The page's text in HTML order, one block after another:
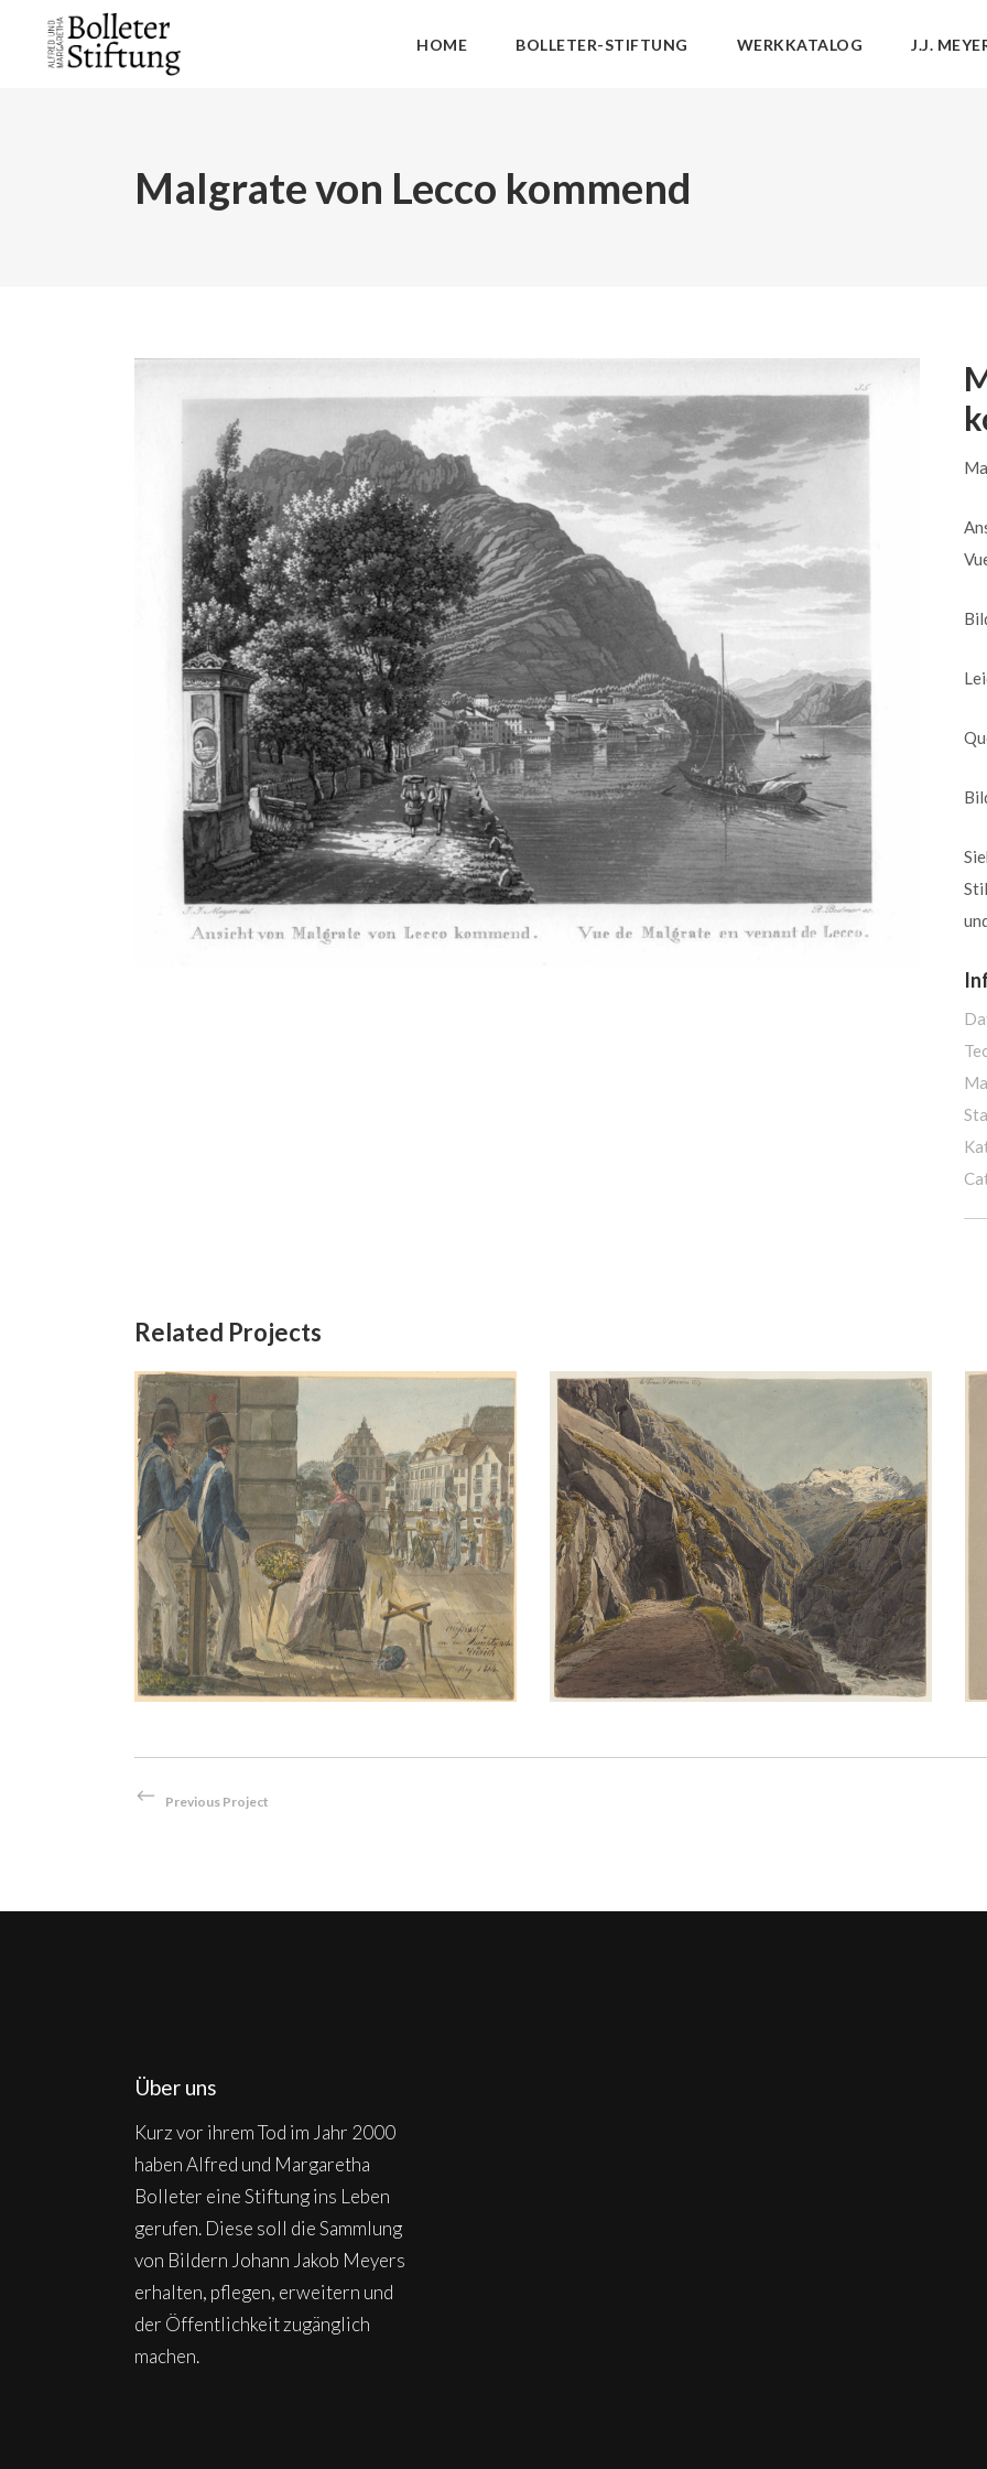
HOME BOLLETER-STIFTUNG WERKKATALOG J.J.
Malgrate von Lecco kommend
Related Projects
Das Urnerloch 1819(?)
Aquarell / Bleistift
Hofbrücke Luzern 1820
Aquarell/Bleistift
Previous Project
Über uns
Kurz vor ihrem Tod im Jahr 2000
haben Alfred und Margaretha
Bolleter eine Stiftung ins Leben
gerufen. Diese soll die Sammlung
von Bildern Johann Jakob Meyers
erhalten, pflegen, erweitern und
der Öffentlichkeit zugänglich
machen.